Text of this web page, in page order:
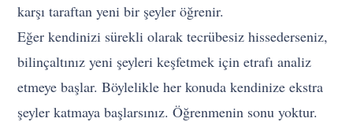
karşı taraftan yeni bir şeyler öğrenir.
Eğer kendinizi sürekli olarak tecrübesiz hissederseniz,
bilinçaltınız yeni şeyleri keşfetmek için etrafı analiz
etmeye başlar. Böylelikle her konuda kendinize ekstra
şeyler katmaya başlarsınız. Öğrenmenin sonu yoktur.